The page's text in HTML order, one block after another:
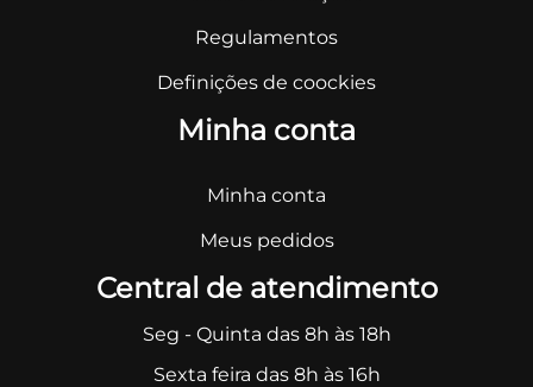
Regulamentos
Definições de coockies
Minha conta
Minha conta
Meus pedidos
Central de atendimento
Seg - Quinta das 8h às 18h
Sexta feira das 8h às 16h